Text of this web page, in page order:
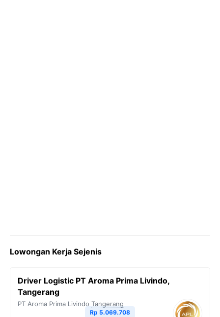
Lowongan Kerja Sejenis
Driver Logistic PT Aroma Prima Livindo,
Tangerang
PT Aroma Prima Livindo Tangerang
Rp 5.069.708